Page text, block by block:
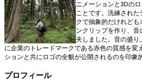
ニメーションと3Dの
ことです。洗練された
クで抽象的だけれども
ンクリップを作り、
夫しました。音の盛り
に企業のトレードマークである赤色の質感を変
ションと共にロゴの全貌が公開されるのを印象
プロフィール